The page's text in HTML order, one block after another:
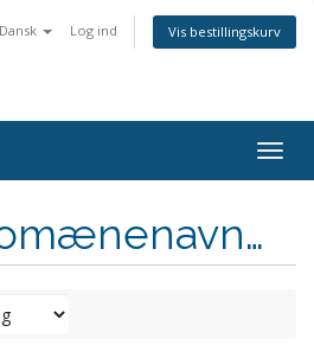
Dansk Log ind Vis bestillingskurv